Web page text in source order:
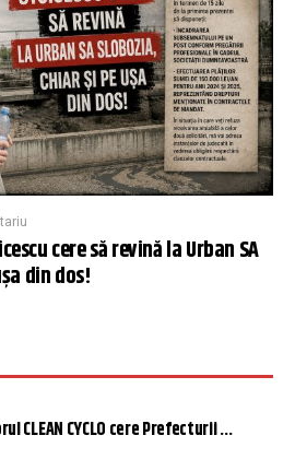
cere să revină la Urban SA
din dos!
CLEAN CYCLO cere Prefecturii ...